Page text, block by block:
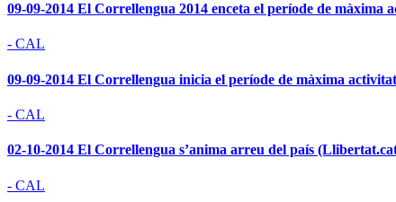
09-09-2014 El Correllengua 2014 enceta el període de màxima
- CAL
09-09-2014 El Correllengua inicia el període de màxima
- CAL
02-10-2014 El Correllengua s’anima arreu del país
- CAL